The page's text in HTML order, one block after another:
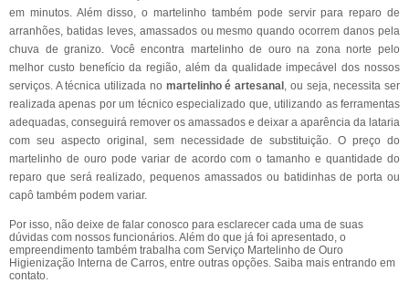
em minutos. Além disso, o martelinho também pode servir para reparo de
arranhões, batidas leves, amassados ou mesmo quando ocorrem danos pela
chuva de granizo. Você encontra martelinho de ouro na zona norte pelo
melhor custo benefício da região, além da qualidade impecável dos nossos
serviços. A técnica utilizada no martelinho é artesanal , ou seja, necessita ser
realizada apenas por um técnico especializado que, utilizando as ferramentas
adequadas, conseguirá remover os amassados e deixar a aparência da lataria
com seu aspecto original, sem necessidade de substituição. O preço do
martelinho de ouro pode variar de acordo com o tamanho e quantidade do
reparo que será realizado, pequenos amassados ou batidinhas de porta ou
capô também podem variar.
Por isso, não deixe de falar conosco para esclarecer cada uma de suas
dúvidas com nossos funcionários. Além do que já foi apresentado, o
empreendimento também trabalha com Serviço Martelinho de Ouro
Higienização Interna de Carros, entre outras opções. Saiba mais entrando em
contato.